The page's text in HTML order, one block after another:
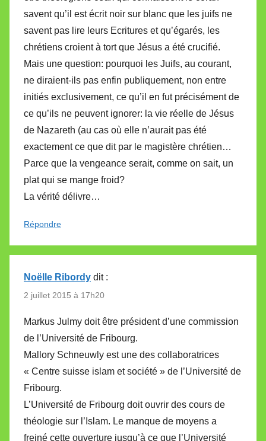
savent qu’il est écrit noir sur blanc que les juifs ne
savent pas lire leurs Ecritures et qu’égarés, les
chrétiens croient à tort que Jésus a été crucifié.
Mais une question: pourquoi les Juifs, au courant,
ne diraient-ils pas enfin publiquement, non entre
initiés exclusivement, ce qu’il en fut précisément de
ce qu’ils ne peuvent ignorer: la vie réelle de Jésus
de Nazareth (au cas où elle n’aurait pas été
exactement ce que dit par le magistère chrétien…
Parce que la vengeance serait, comme on sait, un
plat qui se mange froid?
La vérité délivre…
Répondre
Noëlle Ribordy dit :
2 juillet 2015 à 17h20
Markus Julmy doit être président d’une commission
de l’Université de Fribourg.
Mallory Schneuwly est une des collaboratrices
« Centre suisse islam et société » de l’Université de
Fribourg.
L’Université de Fribourg doit ouvrir des cours de
théologie sur l’Islam. Le manque de moyens a
freiné cette ouverture jusqu’à ce que l’Université